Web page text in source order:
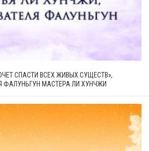
СПАСТИ ВСЕХ ЖИВЫХ СУЩЕСТВ»,
ФАЛУНЬГУН МАСТЕРА ЛИ ХУНЧЖИ